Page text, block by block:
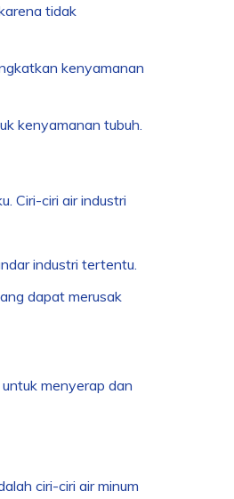
tidak
kenyamanan
kenyamanan tubuh.
Ciri-ciri air industri
industri tertentu.
dapat merusak
menyerap dan
ciri-ciri air minum